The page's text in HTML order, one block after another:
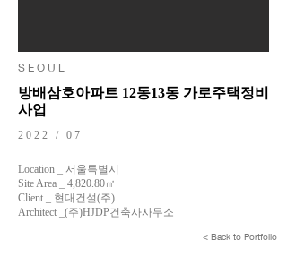
S E O U L
방배삼호아파트 12동13동 가로주택정비
사업
2022 / 07
Location _ 서울특별시
Site Area _ 4,820.80㎡
Client _ 현대건설(주)
Architect _(주)HJDP건축사사무소
< Back to Portfolio